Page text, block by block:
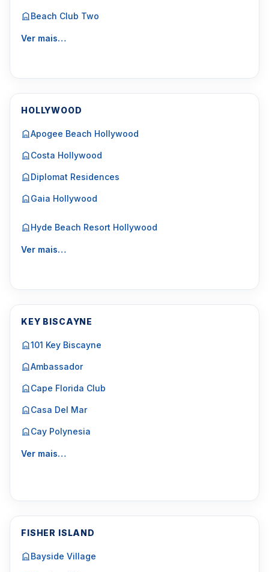
Beach Club Two
Ver mais…
HOLLYWOOD
Apogee Beach Hollywood
Costa Hollywood
Diplomat Residences
Gaia Hollywood
Hyde Beach Resort Hollywood
Ver mais…
KEY BISCAYNE
101 Key Biscayne
Ambassador
Cape Florida Club
Casa Del Mar
Cay Polynesia
Ver mais…
FISHER ISLAND
Bayside Village